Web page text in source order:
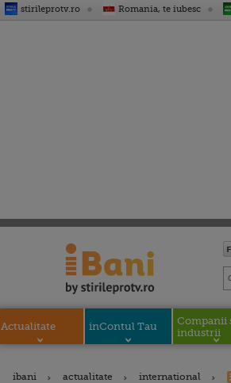
stirileprotv.ro Romania, te iubesc
Actualitate inContul Tau
Companii
industrii
ibani actualitate international